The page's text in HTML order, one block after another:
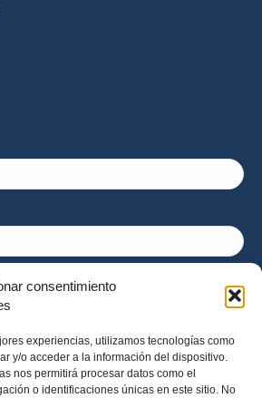
consentimiento
experiencias, utilizamos tecnologías como
y/o acceder a la información del dispositivo.
nos permitirá procesar datos como el
o identificaciones únicas en este sitio. No
e invitaciones a eventos de